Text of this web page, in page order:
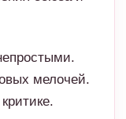
ярких
и признаний.